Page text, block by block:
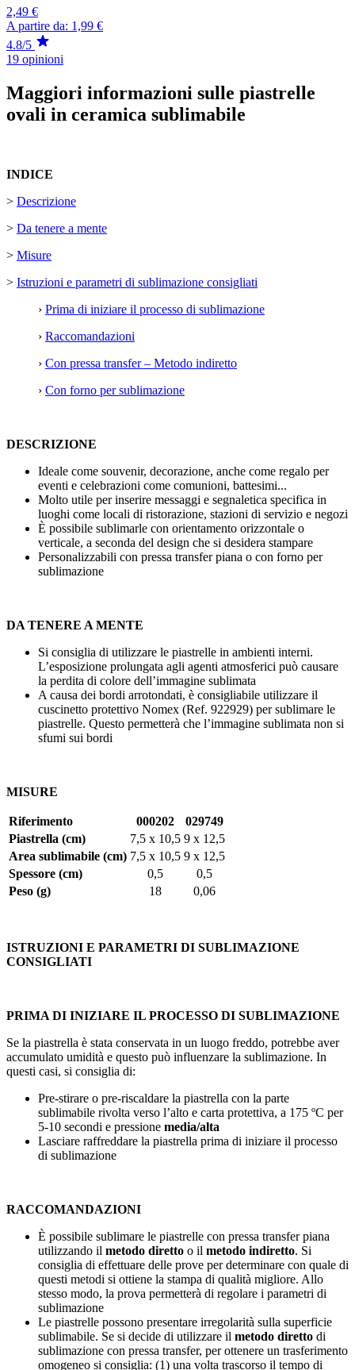
2,49 €
A partire da: 1,99 €
4.8/5
19 opinioni
Maggiori informazioni sulle piastrelle
ovali in ceramica sublimabile
INDICE
> Descrizione
> Da tenere a mente
> Misure
> Istruzioni e parametri di sublimazione consigliati
› Prima di iniziare il processo di sublimazione
› Raccomandazioni
› Con pressa transfer – Metodo indiretto
› Con forno per sublimazione
DESCRIZIONE
Ideale come souvenir, decorazione, anche come regalo per
eventi e celebrazioni come comunioni, battesimi...
Molto utile per inserire messaggi e segnaletica specifica in
luoghi come locali di ristorazione, stazioni di servizio e negozi
È possibile sublimarle con orientamento orizzontale o
verticale, a seconda del design che si desidera stampare
Personalizzabili con pressa transfer piana o con forno per
sublimazione
DA TENERE A MENTE
Si consiglia di utilizzare le piastrelle in ambienti interni.
L’esposizione prolungata agli agenti atmosferici può causare
la perdita di colore dell’immagine sublimata
A causa dei bordi arrotondati, è consigliabile utilizzare il
cuscinetto protettivo Nomex (Ref. 922929) per sublimare le
piastrelle. Questo permetterà che l’immagine sublimata non si
sfumi sui bordi
MISURE
Riferimento 000202
029749
Piastrella (cm)
7,5 x 10,5 9 x 12,5
Area sublimabile (cm) 7,5 x 10,5 9 x 12,5
Spessore (cm)
0,5
0,5
Peso (g)
18 0,06
ISTRUZIONI E PARAMETRI DI SUBLIMAZIONE
CONSIGLIATI
PRIMA DI INIZIARE IL PROCESSO DI SUBLIMAZIONE
Se la piastrella è stata conservata in un luogo freddo, potrebbe aver
accumulato umidità e questo può influenzare la sublimazione. In
questi casi, si consiglia di:
Pre-stirare o pre-riscaldare la piastrella con la parte
sublimabile rivolta verso l’alto e carta protettiva, a 175 ºC per
5-10 secondi e pressione media/alta
Lasciare raffreddare la piastrella prima di iniziare il processo
di sublimazione
RACCOMANDAZIONI
È possibile sublimare le piastrelle con pressa transfer piana
utilizzando il metodo diretto o il metodo indiretto. Si
consiglia di effettuare delle prove per determinare con quale di
questi metodi si ottiene la stampa di qualità migliore. Allo
stesso modo, la prova permetterà di regolare i parametri di
sublimazione
Le piastrelle possono presentare irregolarità sulla superficie
sublimabile. Se si decide di utilizzare il metodo diretto di
sublimazione con pressa transfer, per ottenere un trasferimento
omogeneo si consiglia: (1) una volta trascorso il tempo di